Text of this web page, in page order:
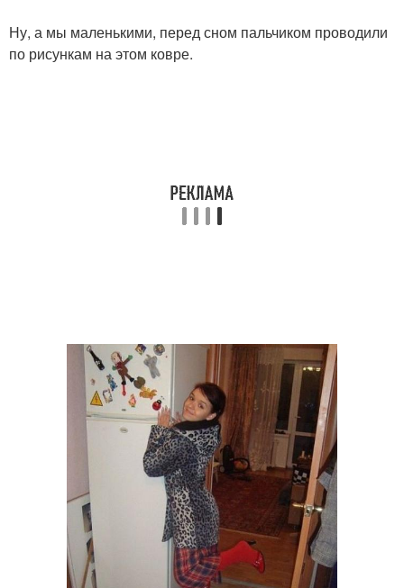
Ну, а мы маленькими, перед сном пальчиком проводили
по рисункам на этом ковре.